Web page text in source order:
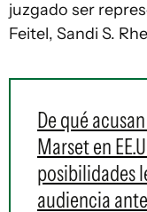
juzgado ser
Feitel, Sandi S.
De qué
Marset en
posibilidades
audiencia